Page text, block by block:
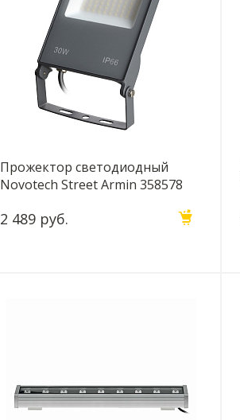
Прожектор светодиодный
Novotech Street Armin 358578
2 489 руб.